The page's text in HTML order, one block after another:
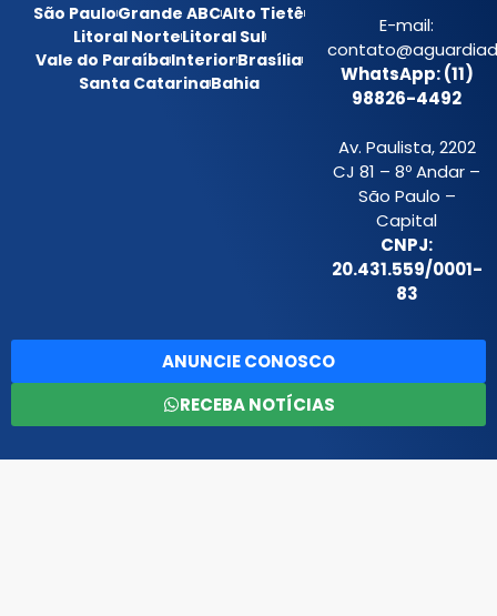
São PauloGrande ABCAlto Tietê
Litoral NorteLitoral Sul
Vale do ParaíbaInteriorBrasília
Santa CatarinaBahia
E-mail:
WhatsApp: (11)
98826-4492
Av. Paulista, 2202
CJ 81 – 8º Andar –
São Paulo –
Capital
CNPJ:
20.431.559/0001-
83
ANUNCIE CONOSCO
RECEBA NOTÍCIAS